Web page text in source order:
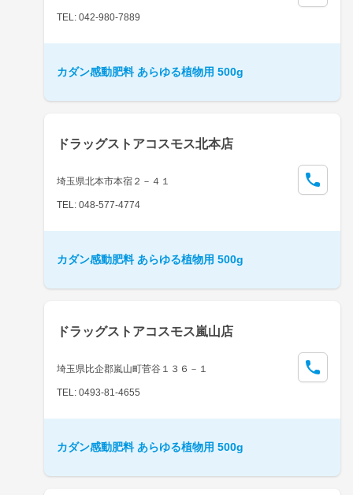
TEL: 042-980-7889
カダン感動肥料 あらゆる植物用 500g
ドラッグストアコスモス北本店
埼玉県北本市本宿２－４１
TEL: 048-577-4774
カダン感動肥料 あらゆる植物用 500g
ドラッグストアコスモス嵐山店
埼玉県比企郡嵐山町菅谷１３６－１
TEL: 0493-81-4655
カダン感動肥料 あらゆる植物用 500g